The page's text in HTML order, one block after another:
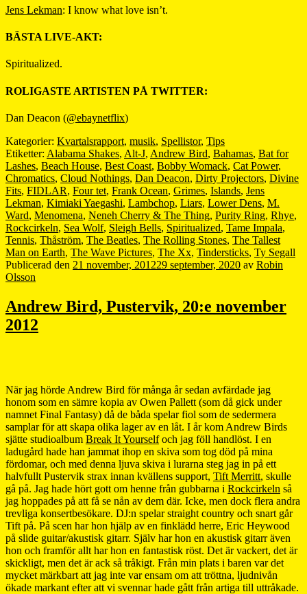
Jens Lekman: I know what love isn’t.
BÄSTA LIVE-AKT:
Spiritualized.
ROLIGASTE ARTISTEN PÅ TWITTER:
Dan Deacon (@ebaynetflix)
Kategorier: Kvartalsrapport, musik, Spellistor, Tips
Etiketter: Alabama Shakes, Alt-J, Andrew Bird, Bahamas, Bat for
Lashes, Beach House, Best Coast, Bobby Womack, Cat Power,
Chromatics, Cloud Nothings, Dan Deacon, Dirty Projectors, Divine
Fits, FIDLAR, Four tet, Frank Ocean, Grimes, Islands, Jens
Lekman, Kimiaki Yaegashi, Lambchop, Liars, Lower Dens, M.
Ward, Menomena, Neneh Cherry & The Thing, Purity Ring, Rhye,
Rockcirkeln, Sea Wolf, Sleigh Bells, Spiritualized, Tame Impala,
Tennis, Thåström, The Beatles, The Rolling Stones, The Tallest
Man on Earth, The Wave Pictures, The Xx, Tindersticks, Ty Segall
Publicerad den 21 november, 201229 september, 2020 av Robin
Olsson
Andrew Bird, Pustervik, 20:e november
2012
När jag hörde Andrew Bird för många år sedan avfärdade jag
honom som en sämre kopia av Owen Pallett (som då gick under
namnet Final Fantasy) då de båda spelar fiol som de sedermera
samplar för att skapa olika lager av en låt. I år kom Andrew Birds
sjätte studioalbum Break It Yourselfoch jag föll handlöst. I en
ladugård hade han jammat ihop en skiva som tog död på mina
fördomar, och med denna ljuva skiva i lurarna steg jag in på ett
halvfullt Pustervik strax innan kvällens support, Tift Merritt, skulle
gå på. Jag hade hört gott om henne från gubbarna i Rockcirkeln så
jag hoppades på att få se nån av dem där. Icke, men dock flera andra
trevliga konsertbesökare. DJ:n spelar straight country och snart går
Tift på. På scen har hon hjälp av en finklädd herre, Eric Heywood
på slide guitar/akustisk gitarr. Själv har hon en akustisk gitarr även
hon och framför allt har hon en fantastisk röst. Det är vackert, det är
skickligt, men det är ack så tråkigt. Från min plats i baren var det
mycket märkbart att jag inte var ensam om att tröttna, ljudnivån
ökade markant efter att vi svennar hade gått från artiga till uttråkade.